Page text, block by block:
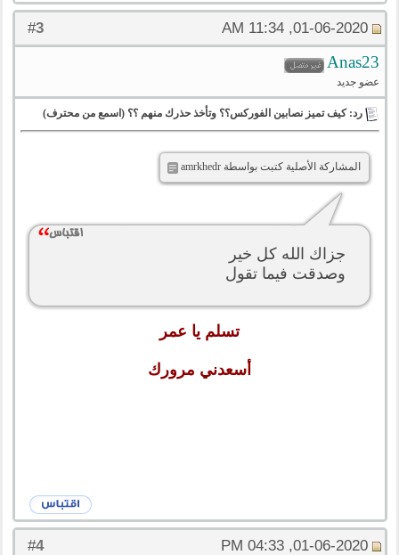
#
3 01-06-2020, 11:34 AM
Anas23
عضو جديد
رد: كيف تميز نصابين الفوركس؟؟ وتأخذ حذرك منهم ؟؟ (اسمع من محترف)
المشاركة الأصلية كتبت بواسطة amrkhedr
جزاك الله كل خير
وصدقت فيما تقول
تسلم يا عمر
أسعدني مرورك
#
4 01-06-2020, 04:33 PM